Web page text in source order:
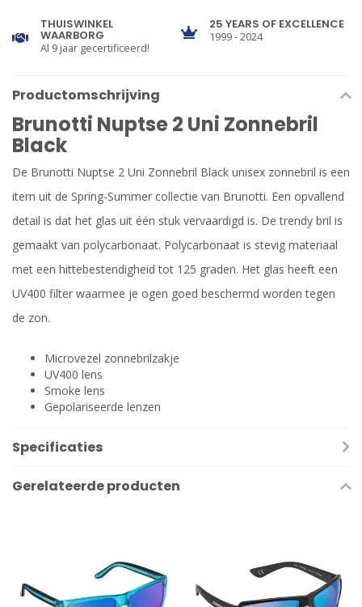
THUISWINKEL
WAARBORG
Al 9 jaar gecertificeerd!
25 YEARS OF EXCELLENCE
1999 - 2024
Productomschrijving
Brunotti Nuptse 2 Uni Zonnebril
Black
De Brunotti Nuptse 2 Uni Zonnebril Black unisex zonnebril is een
item uit de Spring-Summer collectie van Brunotti. Een opvallend
detail is dat het glas uit één stuk vervaardigd is. De trendy bril is
gemaakt van polycarbonaat. Polycarbonaat is stevig materiaal
met een hittebestendigheid tot 125 graden. Het glas heeft een
UV400 filter waarmee je ogen goed beschermd worden tegen
de zon.
Microvezel zonnebrilzakje
UV400 lens
Smoke lens
Gepolariseerde lenzen
Specificaties
Gerelateerde producten